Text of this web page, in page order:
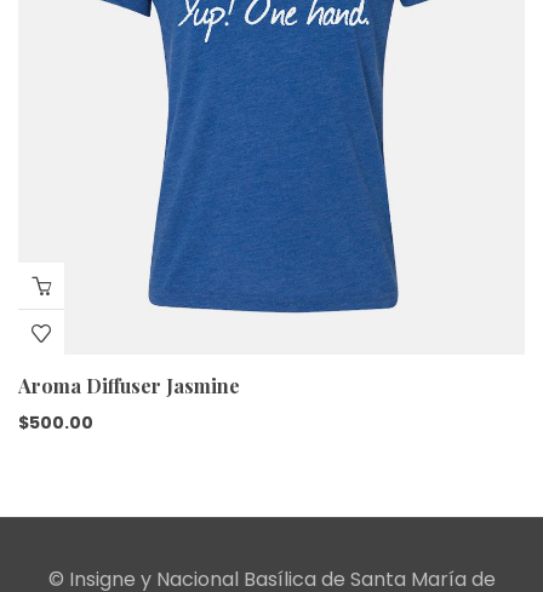
Aroma Diffuser Jasmine
$500.00
© Insigne y Nacional Basílica de Santa María de